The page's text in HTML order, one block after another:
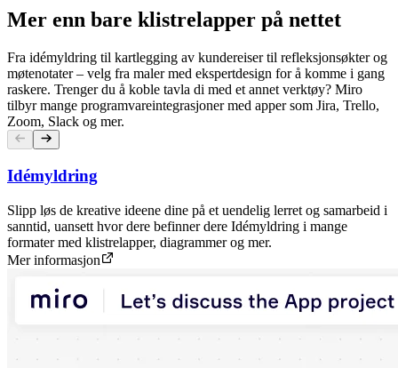
Mer enn bare klistrelapper på nettet
Fra idémyldring til kartlegging av kundereiser til refleksjonsøkter og
møtenotater – velg fra maler med ekspertdesign for å komme i gang
raskere. Trenger du å koble tavla di med et annet verktøy? Miro
tilbyr mange programvareintegrasjoner med apper som Jira, Trello,
Zoom, Slack og mer.
Idémyldring
Slipp løs de kreative ideene dine på et uendelig lerret og samarbeid i
sanntid, uansett hvor dere befinner dere Idémyldring i mange
formater med klistrelapper, diagrammer og mer.
Mer informasjon